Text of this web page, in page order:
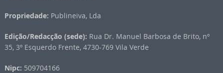
Propriedade: Publineiva, Lda
Edição/Redacção (sede): Rua Dr. Manuel Barbosa de Brito, nº
35, 3º Esquerdo Frente, 4730-769 Vila Verde
Nipc: 509704166